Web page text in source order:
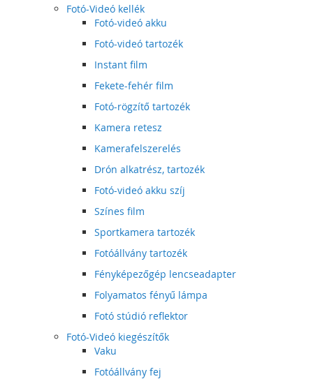
Fotó-Videó kellék
Fotó-videó akku
Fotó-videó tartozék
Instant film
Fekete-fehér film
Fotó-rögzítő tartozék
Kamera retesz
Kamerafelszerelés
Drón alkatrész, tartozék
Fotó-videó akku szíj
Színes film
Sportkamera tartozék
Fotóállvány tartozék
Fényképezőgép lencseadapter
Folyamatos fényű lámpa
Fotó stúdió reflektor
Fotó-Videó kiegészítők
Vaku
Fotóállvány fej